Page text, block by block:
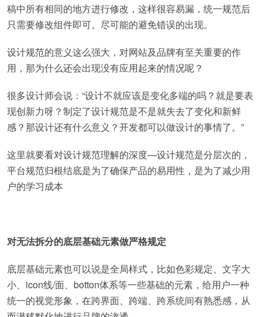
稿中所有相同的地方进行修改，这样很容易漏，统一规范后
只需要修改组件即可。尽可能的避免错误的出现。
设计规范的意义这么强大，对网站及品牌有至关重要的作
用，那为什么还会出现没有应用起来的情况呢？
很多设计师会说：“设计不就应该是变化多端的吗？就是要表
现创新力呀？制定了设计规范是不是就失去了变化和新鲜
感？那设计还有什么意义？开发都可以做设计的事情了。”
这里就要看对设计规范理解的深度—设计规范是分层次的，
平台规范归根结底是为了确保产品的易用性，是为了减少用
户的学习成本
对无法拆分的底层基础元素做严格规定
底层基础元素也可以说是全局样式，比如色彩规定、文字大
小、icon线/面、botton体系等一些基础的元素，给用户一种
统一的视觉形象，在跨界面、跨端、跨系统间有熟悉感，从